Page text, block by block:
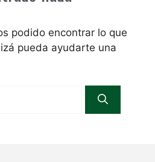
podido encontrar lo que
pueda ayudarte una